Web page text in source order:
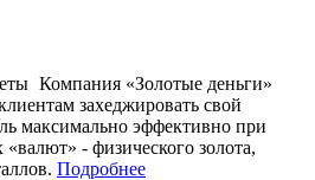
Компания «Золотые деньги»
захеджировать свой
максимально эффективно при
- физического золота,
Подробнее